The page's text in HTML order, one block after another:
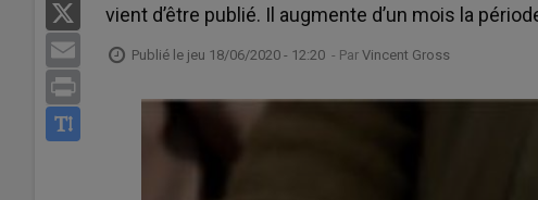
Email
vient d’être publié. Il augmente d’un mois la
Publié le jeu 18/06/2020 - 12:20 - Par Vincent Gross